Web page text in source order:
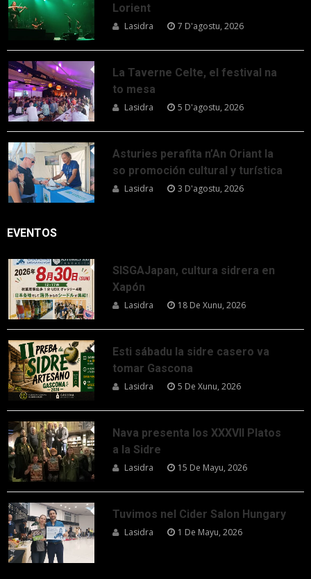
Lorient
Lasidra 7 D'agostu, 2026
La Taverne Celte, el festival na
to mesa
Lasidra 5 D'agostu, 2026
Asturies perafita n’An Oriant la
so promoción cultural y turística
Lasidra 3 D'agostu, 2026
EVENTOS
SISGAJapan, cultura sidrera en
Xapón
Lasidra 18 De Xunu, 2026
Esti sábadu la sidre casero va
tomar Gascona
Lasidra 5 De Xunu, 2026
Nava presenta los XXXVII Platos
a la Sidre
Lasidra 15 De Mayu, 2026
Tuvimos nel Cider Salon Hungary
Lasidra 1 De Mayu, 2026